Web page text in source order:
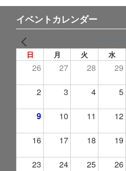
イベントカレンダー
日 月 火 水
26 27 28 29
2 3 4 5
9 10 11 12
16 17 18 19
23 24 25 26